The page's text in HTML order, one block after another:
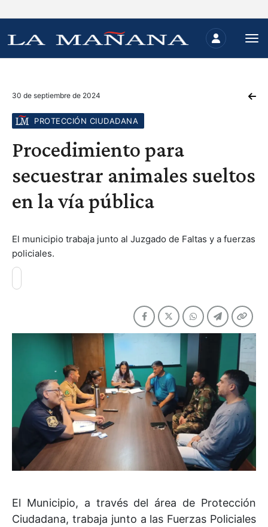
30 de septiembre de 2024
PROTECCIÓN CIUDADANA
Procedimiento para
secuestrar animales sueltos
en la vía pública
El municipio trabaja junto al Juzgado de Faltas y a fuerzas
policiales.
El Municipio, a través del área de Protección
Ciudadana, trabaja junto a las Fuerzas Policiales